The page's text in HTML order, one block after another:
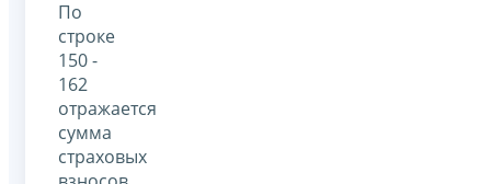
По
строке
150 -
162
отражается
сумма
страховых